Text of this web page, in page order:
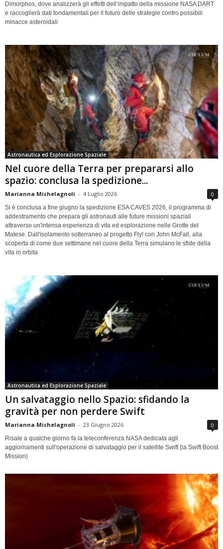
Dimorphos, dove analizzerà gli effetti dell’impatto della missione NASA DART
e raccoglierà dati fondamentali per il futuro delle strategie contro possibili
minacce asteroidali
Astronautica ed Esplorazione Spaziale
Nel cuore della Terra per prepararsi allo
spazio: conclusa la spedizione...
Marianna Michelagnoli - 4 Luglio 2026 0
Si è conclusa a fine giugno la spedizione ESA CAVES 2026, il programma di
addestramento che prepara gli astronauti alle future missioni spaziali
attraverso un'intensa esperienza di vita ed esplorazione nelle Grotte del
Matese. Dall'isolamento sotterraneo al progetto Fly! con John McFall, alla
scoperta di come due settimane nel cuore della Terra simulano le sfide della
vita in orbita
Astronautica ed Esplorazione Spaziale
Un salvataggio nello Spazio: sfidando la
gravità per non perdere Swift
Marianna Michelagnoli - 23 Giugno 2026 0
Risale a qualche giorno fa la teleconferenza NASA dedicata agli
aggiornamenti sull'operazione di salvataggio per il satellite Swift (la Swift Boost
Mission)